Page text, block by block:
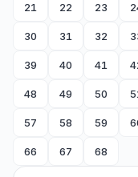
21 22 23
30 31 32
39 40 41
48 49 50
57 58 59
66 67 68